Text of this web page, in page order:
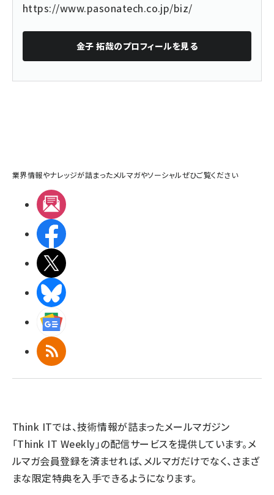
https://www.pasonatech.co.jp/biz/
金子 拓哉のプロフィールを見る
業界情報やナレッジが詰まったメルマガやソーシャルぜひご覧ください
RSS
Think ITでは、技術情報が詰まったメールマガジン
「Think IT Weekly」の配信サービスを提供しています。メ
ルマガ会員登録を済ませれば、メルマガだけでなく、さまざ
まな限定特典を入手できるようになります。